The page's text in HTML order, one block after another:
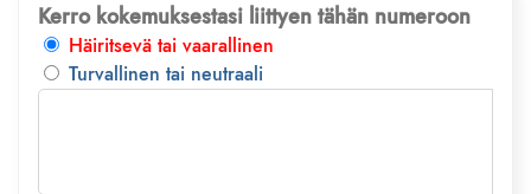
Kerro kokemuksestasi liittyen tähän numeroon
Häiritsevä tai vaarallinen
Turvallinen tai neutraali